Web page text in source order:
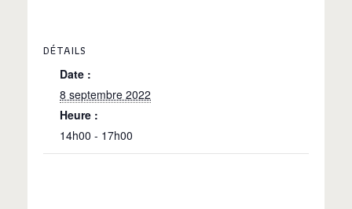
DÉTAILS
Date :
8 septembre 2022
Heure :
14h00 - 17h00